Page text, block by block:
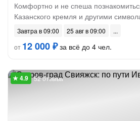
Комфортно и не спеша
Казанского кремля и другими
Завтра в 09:00
25 авг в 09:00
от 12 000 ₽за всё до 4 чел.
52 отзыва